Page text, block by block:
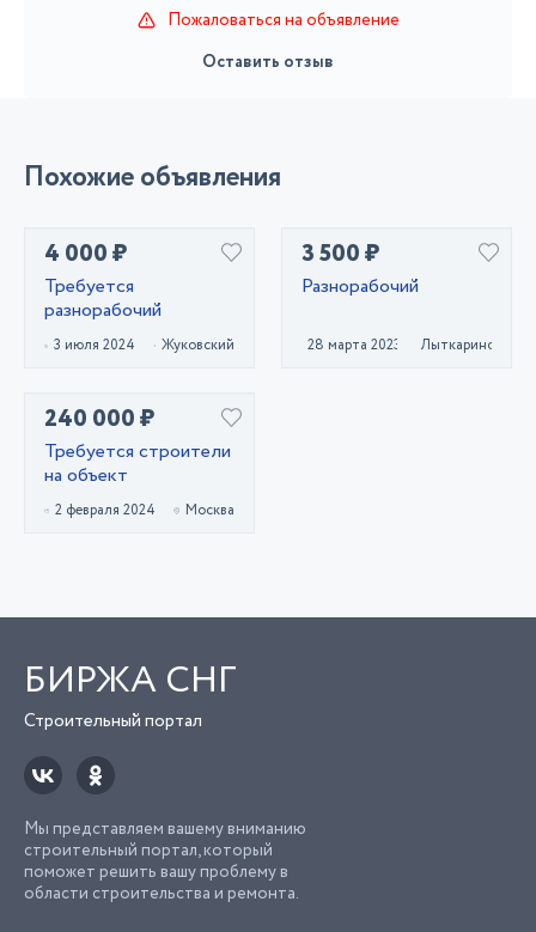
Пожаловаться на объявление
Оставить отзыв
Похожие объявления
4 000 ₽
Требуется
разнорабочий
3 июля 2024 Жуковский
3 500 ₽
Разнорабочий
28 марта 2023 Лыткарино
240 000 ₽
Требуется строители
на объект
2 февраля 2024 Москва
БИРЖА СНГ
Строительный портал
Мы представляем вашему вниманию
строительный портал, который
поможет решить вашу проблему в
области строительства и ремонта.